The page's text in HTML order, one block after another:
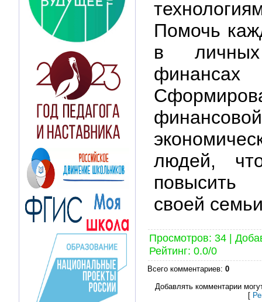
Помочь
в
финансах
людей,
повысить
своей
Просмотров: 34|
Рейтинг: 0.0/0
Всего комментариев: 0
Добавлять комментарии
[